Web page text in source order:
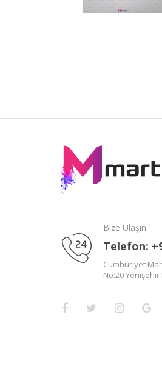
Bize Ulaşın
Telefon:
Cumhuriyet
No:20